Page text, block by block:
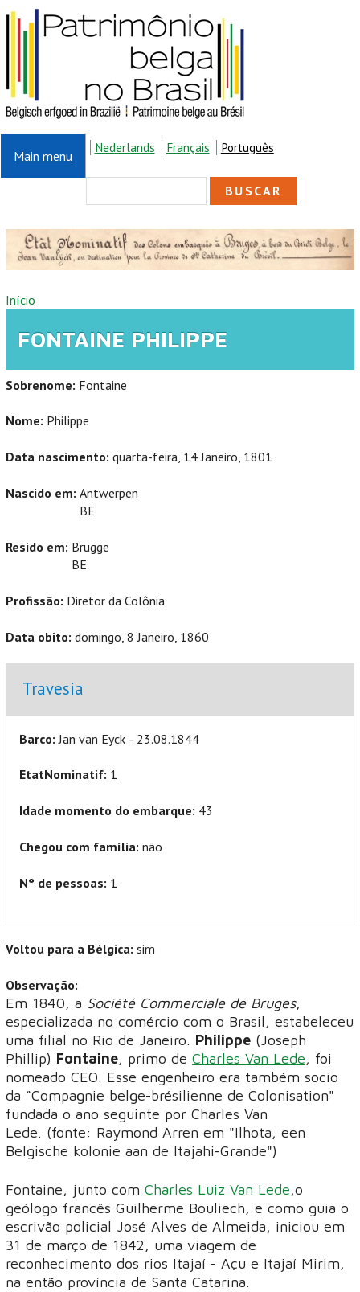
Pular para o conteúdo principal
Main menu
Nederlands Français Português
FORMULÁRIO DE
BUSCA
VOCÊ ESTÁ AQUI
Início
FONTAINE PHILIPPE
Sobrenome: Fontaine
Nome: Philippe
Data nascimento: quarta-feira, 14 Janeiro, 1801
Nascido em: Antwerpen
BE
Resido em: Brugge
BE
Profissão: Diretor da Colônia
Data obito: domingo, 8 Janeiro, 1860
Ocultar
Travesia
Barco:Jan van Eyck - 23.08.1844
EtatNominatif: 1
Idade momento do embarque: 43
Chegou com família: não
N° de pessoas: 1
Voltou para a Bélgica: sim
Observação:
Em 1840, a Société Commerciale de Bruges,
especializada no comércio com o Brasil, estabeleceu
uma filial no Rio de Janeiro. Philippe (Joseph
Phillip) Fontaine, primo de Charles Van Lede, foi
nomeado CEO. Esse engenheiro era também socio
da “Compagnie belge-brésilienne de Colonisation"
fundada o ano seguinte por Charles Van
Lede. (fonte: Raymond Arren em "Ilhota, een
Belgische kolonie aan de Itajahi-Grande")
Fontaine, junto com Charles Luiz Van Lede,o
geólogo francês Guilherme Bouliech, e como guia o
escrivão policial José Alves de Almeida, iniciou em
31 de março de 1842, uma viagem de
reconhecimento dos rios Itajaí - Açu e Itajaí Mirim,
na então província de Santa Catarina.